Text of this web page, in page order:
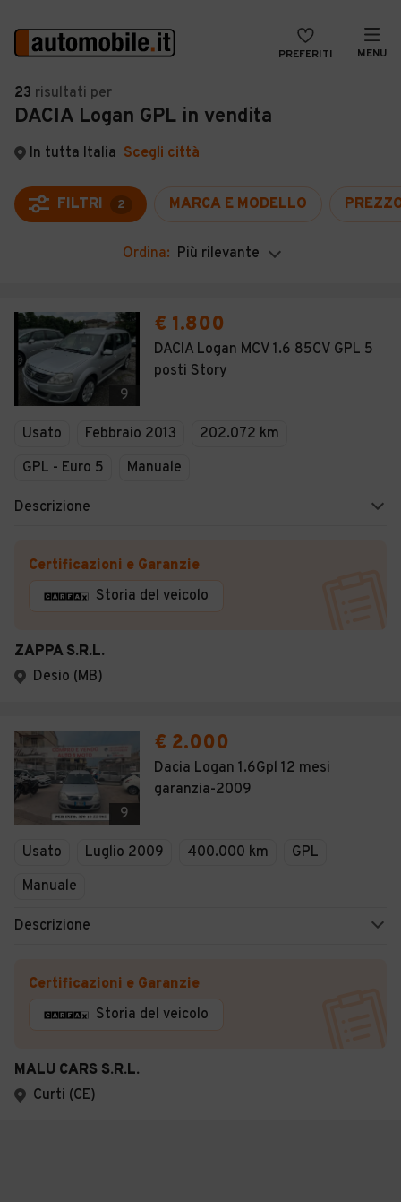
PREFERITI MENU
Auto
Auto usate
Auto Km 0
Auto Nuove
Noleggio a lungo termine
Moto
Camper
Veicoli Commerciali
VENDI
MAGAZINE
ACCEDI
23 risultati per
DACIA Logan GPL in vendita
In tutta Italia Scegli città
FILTRI 2 MARCA E MODELLO
Ordina: Più rilevante
9
€ 1.800
DACIA Logan MCV 1.6 85CV GPL 5
posti Story
Usato Febbraio 2013
202.072 km
GPL - Euro 5
Manuale
Descrizione
Certificazioni e Garanzie
Storia del veicolo
ZAPPA S.R.L.
Desio (MB)
9
€ 2.000
Dacia Logan 1.6Gpl 12 mesi
garanzia-2009
Usato Luglio 2009 400.000 km
GPL
Manuale
Descrizione
Certificazioni e Garanzie
Storia del veicolo
MALU CARS S.R.L.
Curti (CE)